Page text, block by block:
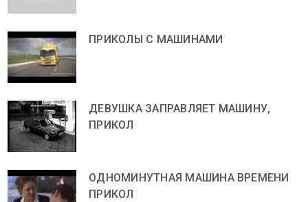
ПРИКОЛЫ С МАШИНАМИ
ДЕВУШКА ЗАПРАВЛЯЕТ МАШИНУ,
ПРИКОЛ
ОДНОМИНУТНАЯ МАШИНА ВРЕМЕНИ
ПРИКОЛ